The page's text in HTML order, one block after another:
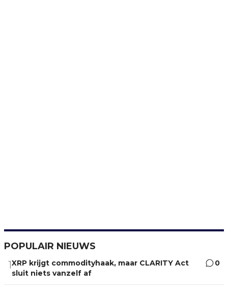
POPULAIR NIEUWS
1XRP krijgt commodityhaak, maar CLARITY Act
sluit niets vanzelf af
0